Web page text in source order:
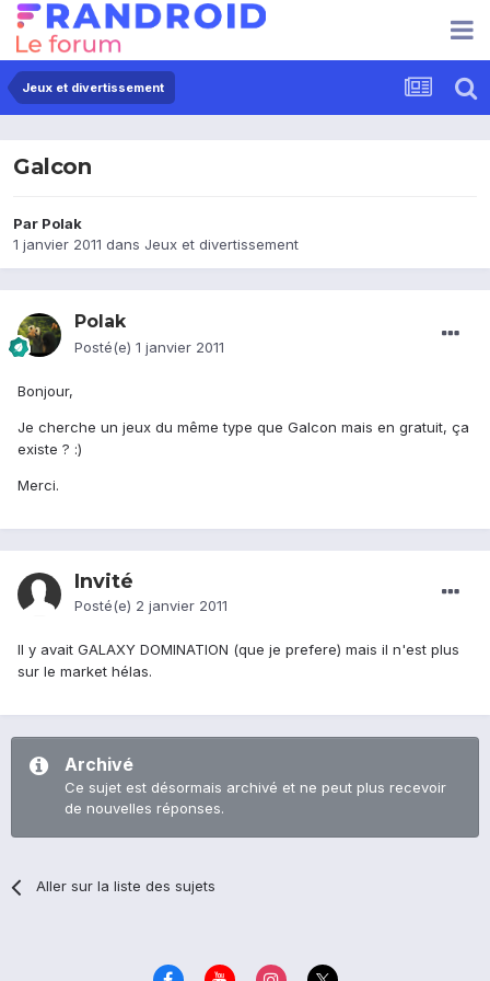
Jeux et divertissement
Galcon
Par Polak
1 janvier 2011 dans Jeux et divertissement
Polak
Posté(e) 1 janvier 2011
Bonjour,
Je cherche un jeux du même type que Galcon mais en gratuit, ça
existe ? :)
Merci.
Invité
Posté(e) 2 janvier 2011
Il y avait GALAXY DOMINATION (que je prefere) mais il n'est plus
sur le market hélas.
Archivé
Ce sujet est désormais archivé et ne peut plus recevoir
de nouvelles réponses.
Aller sur la liste des sujets